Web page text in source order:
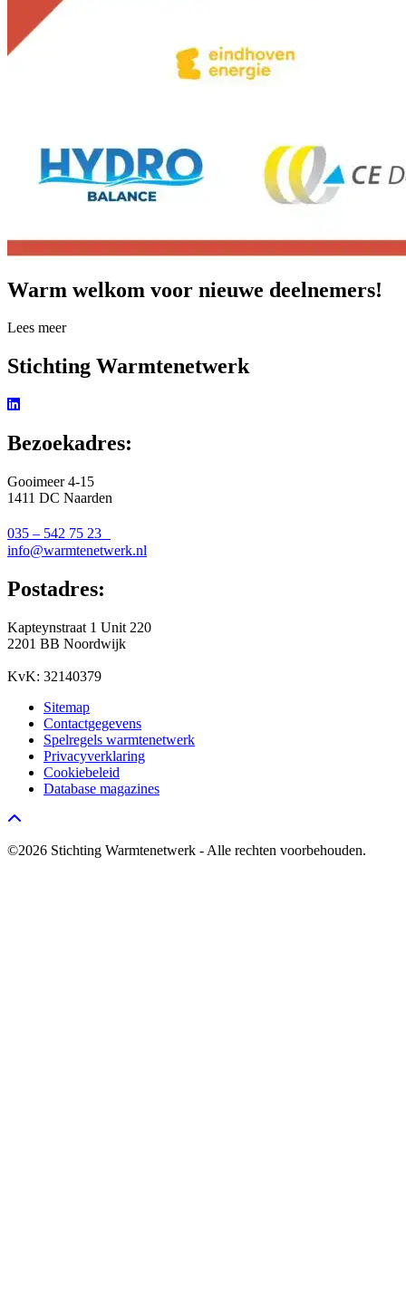
Warm welkom voor nieuwe deelnemers!
Lees meer over Warm welkom voor nieuwe deelnemers!
Lees meer
Stichting Warmtenetwerk
Bezoekadres:
Gooimeer 4-15
1411 DC Naarden
035 – 542 75 23
info@warmtenetwerk.nl
Postadres:
Kapteynstraat 1 Unit 220
2201 BB Noordwijk
KvK: 32140379
Sitemap
Contactgegevens
Spelregels warmtenetwerk
Privacyverklaring
Cookiebeleid
Database magazines
©2026 Stichting Warmtenetwerk - Alle rechten voorbehouden.